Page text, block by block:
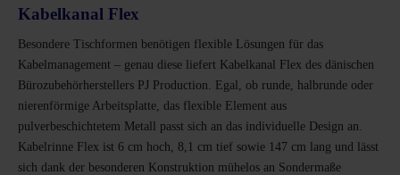
Kabelkanal Flex
Besondere Tischformen benötigen flexible Lösungen für das
Kabelmanagement – genau diese liefert Kabelkanal Flex des dänischen
Bürozubehörherstellers PJ Production. Egal, ob runde, halbrunde oder
nierenförmige Arbeitsplatte, das flexible Element aus
pulverbeschichtetem Metall passt sich an das individuelle Design an.
Kabelrinne Flex ist 6 cm hoch, 8,1 cm tief sowie 147 cm lang und lässt
sich dank der besonderen Konstruktion mühelos an Sondermaße